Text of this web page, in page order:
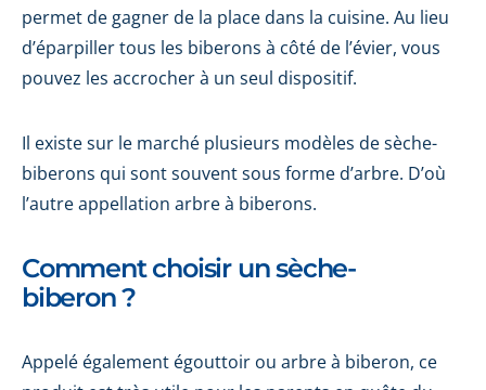
permet de gagner de la place dans la cuisine. Au lieu
d’éparpiller tous les biberons à côté de l’évier, vous
pouvez les accrocher à un seul dispositif.
Il existe sur le marché plusieurs modèles de sèche-
biberons qui sont souvent sous forme d’arbre. D’où
l’autre appellation arbre à biberons.
Comment choisir un sèche-
biberon ?
Appelé également égouttoir ou arbre à biberon, ce